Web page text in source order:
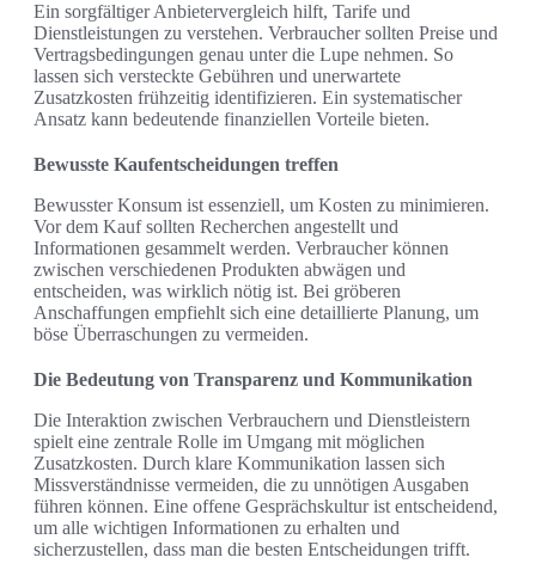
Ein sorgfältiger Anbietervergleich hilft, Tarife und
Dienstleistungen zu verstehen. Verbraucher sollten Preise und
Vertragsbedingungen genau unter die Lupe nehmen. So
lassen sich versteckte Gebühren und unerwartete
Zusatzkosten frühzeitig identifizieren. Ein systematischer
Ansatz kann bedeutende finanziellen Vorteile bieten.
Bewusste Kaufentscheidungen treffen
Bewusster Konsum ist essenziell, um Kosten zu minimieren.
Vor dem Kauf sollten Recherchen angestellt und
Informationen gesammelt werden. Verbraucher können
zwischen verschiedenen Produkten abwägen und
entscheiden, was wirklich nötig ist. Bei gröberen
Anschaffungen empfiehlt sich eine detaillierte Planung, um
böse Überraschungen zu vermeiden.
Die Bedeutung von Transparenz und Kommunikation
Die Interaktion zwischen Verbrauchern und Dienstleistern
spielt eine zentrale Rolle im Umgang mit möglichen
Zusatzkosten. Durch klare Kommunikation lassen sich
Missverständnisse vermeiden, die zu unnötigen Ausgaben
führen können. Eine offene Gesprächskultur ist entscheidend,
um alle wichtigen Informationen zu erhalten und
sicherzustellen, dass man die besten Entscheidungen trifft.